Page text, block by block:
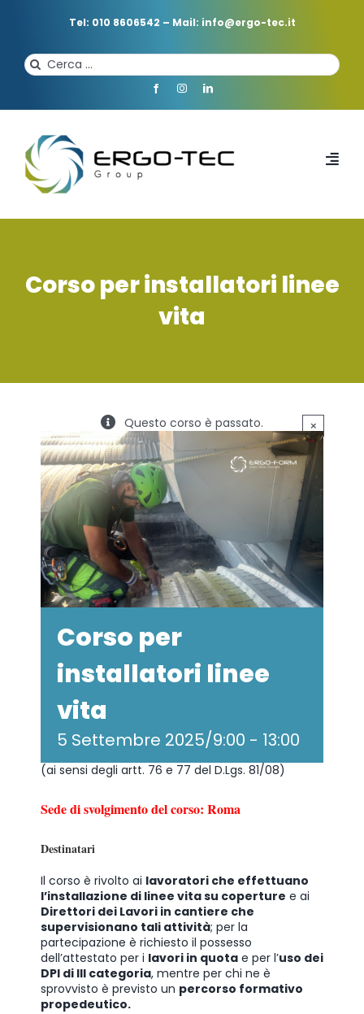
Tel: 010 8606542 – Mail: info@ergo-tec.it
Cerca
per:
HOME
CHI SIAMO
SERVIZI
FORMAZIONE
NEWS
EVENTI
CONTATTI
Corso per installatori linee
vita
Questo corso è passato. ×
Corso per
installatori linee
vita
5 Settembre 2025/9:00 - 13:00
(ai sensi degli artt. 76 e 77 del D.Lgs. 81/08)
Sede di svolgimento del corso: Roma
Destinatari
Il corso è rivolto ai lavoratori che effettuano
l’installazione di linee vita su coperture e ai
Direttori dei Lavori in cantiere che
supervisionano tali attività; per la
partecipazione è richiesto il possesso
dell’attestato per i lavori in quota e per l’uso dei
DPI di III categoria, mentre per chi ne è
sprovvisto è previsto un percorso formativo
propedeutico.